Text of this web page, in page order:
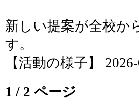
新しい提案が全校か
す。
【活動の様子】
1 / 2 ページ